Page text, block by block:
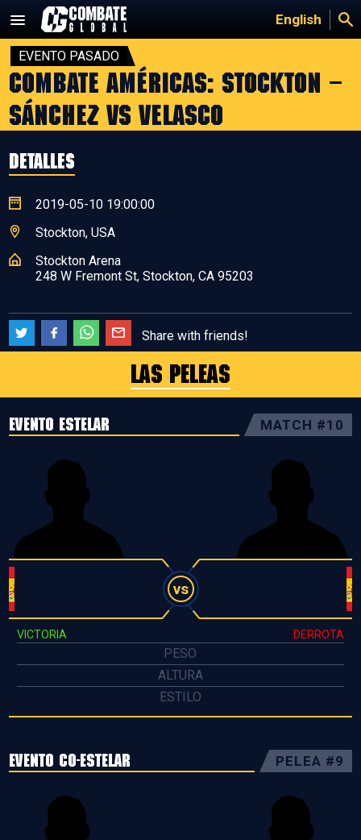
contenido
English
EVENTO PASADO
Combate Américas: Stockton –
Sánchez vs Velasco
DETALLES
2019-05-10 19:00:00
Stockton, USA
Stockton Arena
248 W Fremont St, Stockton, CA 95203
Share with friends!
LAS PELEAS
EVENTO ESTELAR MATCH #10
vs
VICTORIA DERROTA
PESO
ALTURA
ESTILO
EVENTO CO-ESTELAR PELEA #9